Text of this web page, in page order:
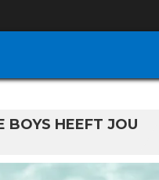
BOYS HEEFT JOU